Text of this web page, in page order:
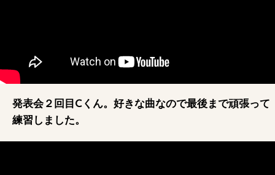
発表会２回目Cくん。好きな曲なので最後まで頑張って
練習しました。